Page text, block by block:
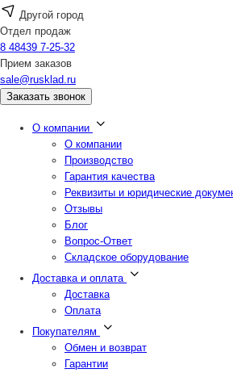
Другой город
Отдел продаж
8 48439 7-25-32
Прием заказов
sale@rusklad.ru
Заказать звонок
О компании
О компании
Производство
Гарантия качества
Реквизиты и юридические
Отзывы
Блог
Вопрос-Ответ
Складское оборудование
Доставка и оплата
Доставка
Оплата
Покупателям
Обмен и возврат
Гарантии